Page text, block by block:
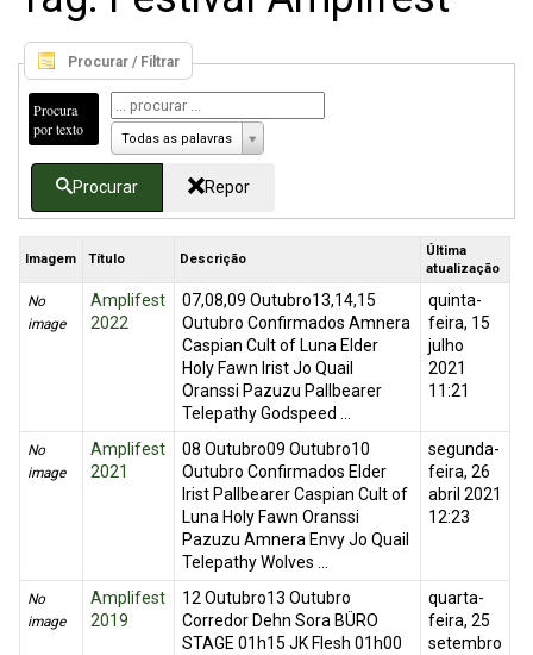
Procurar / Filtrar
Procura
por texto
Todas as palavras
Procurar Repor
Imagem Título Descrição
Última
atualização
No
image
Amplifest
2022
07,08,09 Outubro13,14,15
Outubro Confirmados Amnera
Caspian Cult of Luna Elder
Holy Fawn Irist Jo Quail
Oranssi Pazuzu Pallbearer
Telepathy Godspeed ...
quinta-
feira, 15
julho
2021
11:21
No
image
Amplifest
2021
08 Outubro09 Outubro10
Outubro Confirmados Elder
Irist Pallbearer Caspian Cult of
Luna Holy Fawn Oranssi
Pazuzu Amnera Envy Jo Quail
Telepathy Wolves ...
segunda-
feira, 26
abril 2021
12:23
No
image
Amplifest
2019
12 Outubro13 Outubro
Corredor Dehn Sora BÜRO
STAGE 01h15 JK Flesh 01h00
quarta-
feira, 25
setembro